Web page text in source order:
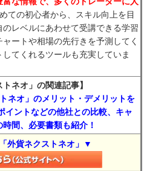
ての初心者から、スキル向上を目
レベルにあわせて受講できる学習
ートや相場の先行きを予測してく
てくれるツールも充実していま
ネオ」の関連記事】
ネオ」のメリット・デメリットを
イントなどの他社との比較、キャ
間、必要書類も紹介！
外貨ネクストネオ」▼